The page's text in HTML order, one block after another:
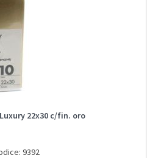
22x30 c/fin. oro
9392